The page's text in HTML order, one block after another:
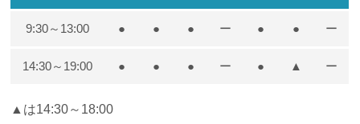
9:30～13:00 ● ● ● ー ● ● ー
14:30～19:00 ● ● ● ー ● ▲ ー
▲は14:30～18:00